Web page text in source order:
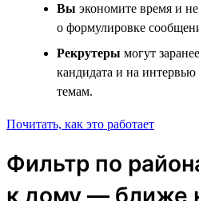
Вы экономите время и
о формулировке
Рекрутеры могут
кандидата и на
темам.
Почитать, как это работает
Фильтр по
к дому — ближе